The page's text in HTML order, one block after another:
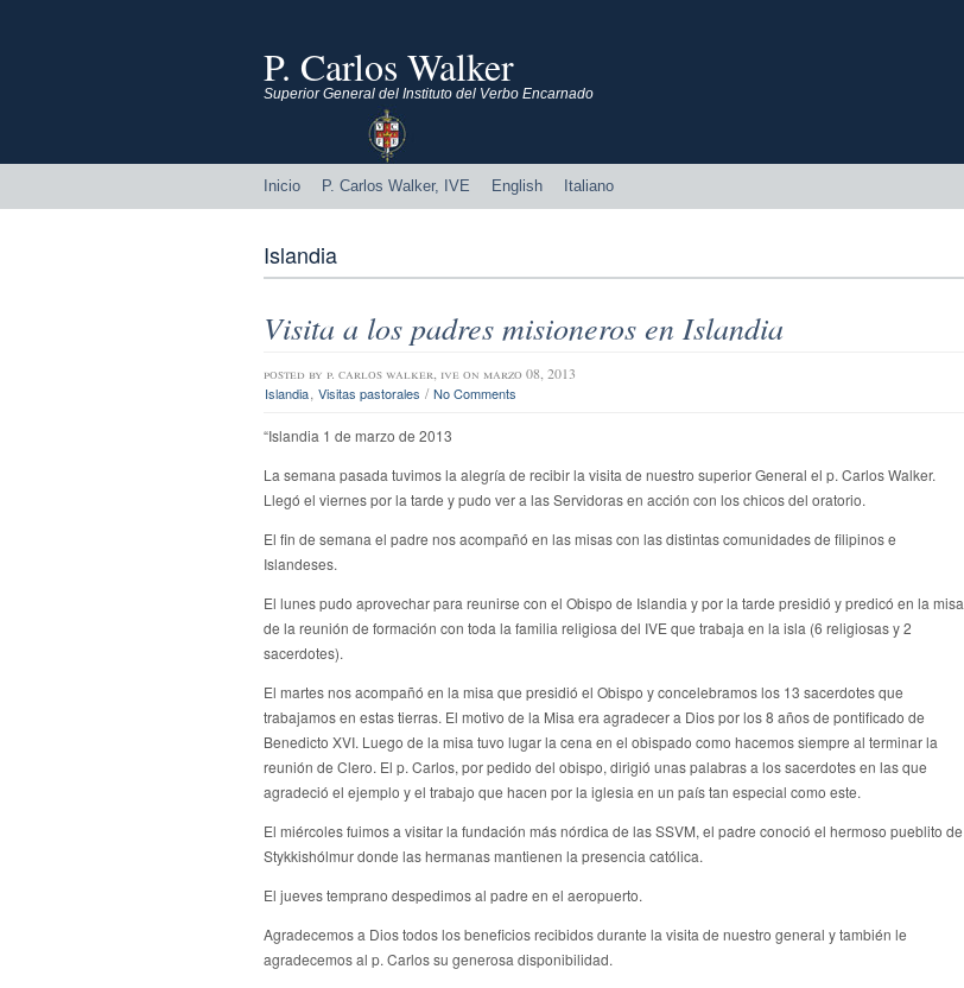
P. Carlos Walker
Superior General del Instituto del Verbo Encarnado
Inicio P. Carlos Walker, IVE English Italiano
Islandia
Visita a los padres misioneros en Islandia
posted by p. carlos walker, ive on marzo 08, 2013
Islandia, Visitas pastorales / No Comments
“Islandia 1 de marzo de 2013
La semana pasada tuvimos la alegría de recibir la visita de nuestro superior General el p. Carlos Walker.
Llegó el viernes por la tarde y pudo ver a las Servidoras en acción con los chicos del oratorio.
El fin de semana el padre nos acompañó en las misas con las distintas comunidades de filipinos e
Islandeses.
El lunes pudo aprovechar para reunirse con el Obispo de Islandia y por la tarde presidió y predicó en la misa
de la reunión de formación con toda la familia religiosa del IVE que trabaja en la isla (6 religiosas y 2
sacerdotes).
El martes nos acompañó en la misa que presidió el Obispo y concelebramos los 13 sacerdotes que
trabajamos en estas tierras. El motivo de la Misa era agradecer a Dios por los 8 años de pontificado de
Benedicto XVI. Luego de la misa tuvo lugar la cena en el obispado como hacemos siempre al terminar la
reunión de Clero. El p. Carlos, por pedido del obispo, dirigió unas palabras a los sacerdotes en las que
agradeció el ejemplo y el trabajo que hacen por la iglesia en un país tan especial como este.
El miércoles fuimos a visitar la fundación más nórdica de las SSVM, el padre conoció el hermoso pueblito de
Stykkishólmur donde las hermanas mantienen la presencia católica.
El jueves temprano despedimos al padre en el aeropuerto.
Agradecemos a Dios todos los beneficios recibidos durante la visita de nuestro general y también le
agradecemos al p. Carlos su generosa disponibilidad.